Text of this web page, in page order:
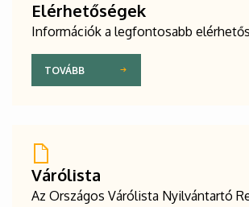
Elérhetőségek
Információk a legfontosabb
TOVÁBB
Várólista
Az Országos Várólista Nyilvántartó